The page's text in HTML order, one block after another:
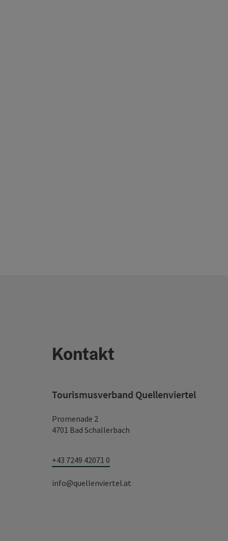
Kontakt
Tourismusverband Quellenviertel
Promenade 2
4701 Bad Schallerbach
+43 7249 42071 0
info@quellenviertel.at